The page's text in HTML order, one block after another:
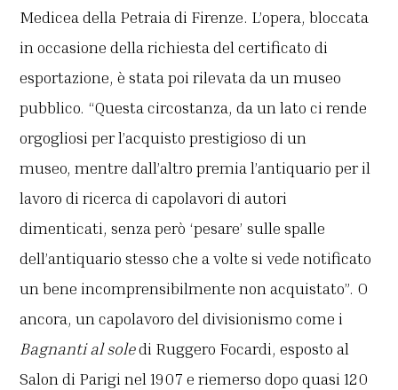
Medicea della Petraia di Firenze. L’opera, bloccata
in occasione della richiesta del certificato di
esportazione, è stata poi rilevata da un museo
pubblico. “Questa circostanza, da un lato ci rende
orgogliosi per l’acquisto prestigioso di un
museo, mentre dall’altro premia l’antiquario per il
lavoro di ricerca di capolavori di autori
dimenticati, senza però ‘pesare’ sulle spalle
dell’antiquario stesso che a volte si vede notificato
un bene incomprensibilmente non acquistato”. O
ancora, un capolavoro del divisionismo come i
Bagnanti al soledi Ruggero Focardi, esposto al
Salon di Parigi nel 1907 e riemerso dopo quasi 120